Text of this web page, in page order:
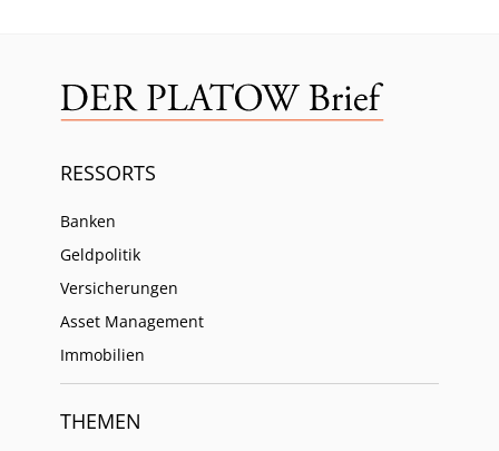
RESSORTS
Banken
Geldpolitik
Versicherungen
Asset Management
Immobilien
THEMEN